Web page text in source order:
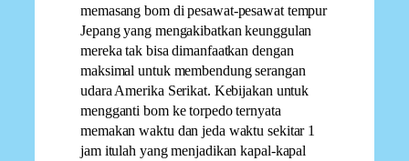
memasang bom di pesawat-pesawat tempur
Jepang yang mengakibatkan keunggulan
mereka tak bisa dimanfaatkan dengan
maksimal untuk membendung serangan
udara Amerika Serikat. Kebijakan untuk
mengganti bom ke torpedo ternyata
memakan waktu dan jeda waktu sekitar 1
jam itulah yang menjadikan kapal-kapal